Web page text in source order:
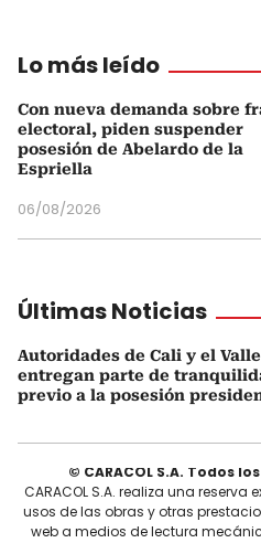
Lo más leído
Con nueva demanda sobre
electoral, piden suspender
posesión de Abelardo de la
Espriella
06/08/2026
Últimas Noticias
Autoridades de Cali y el Valle
entregan parte de
previo a la posesión
© CARACOL S.A. Todos
CARACOL S.A. realiza una
usos de las obras y otras
web a medios de lectura